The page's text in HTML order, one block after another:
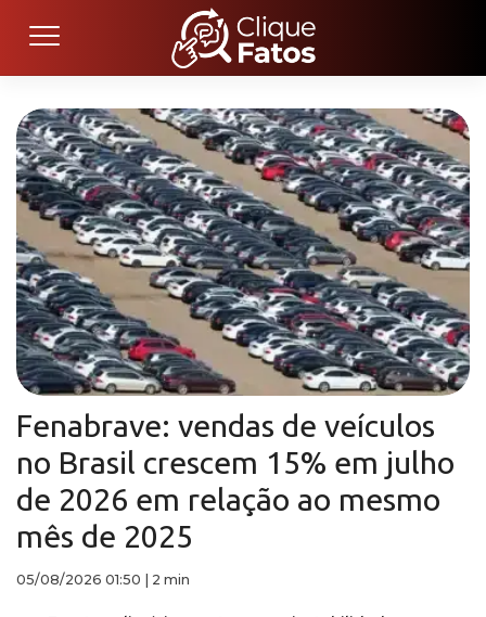
Fenabrave: vendas de veículos
no Brasil crescem 15% em julho
de 2026 em relação ao mesmo
mês de 2025
05/08/2026 01:50 2 min